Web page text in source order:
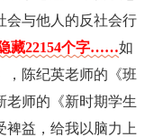
会与他人的反社会行
藏22154个字……如
，陈纪英老师的《班
老师的《新时期学生
裨益，给我以脑力上